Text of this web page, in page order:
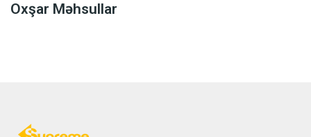
Oxşar Məhsullar